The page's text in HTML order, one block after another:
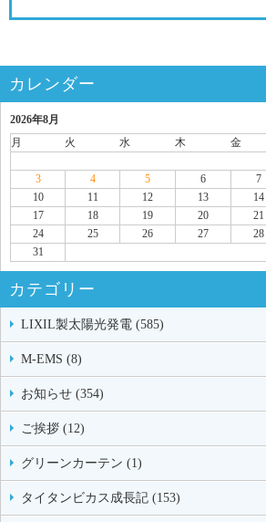
カレンダー
2026年8月
月
火 水 木 金
3
4 5 6 7
10
11 12 13 14
17
18 19 20 21
24
25 26 27 28
31
カテゴリー
LIXIL製太陽光発電 (585)
M-EMS (8)
お知らせ (354)
ご挨拶 (12)
グリーンカーテン (1)
タイタンビカス成長記 (153)